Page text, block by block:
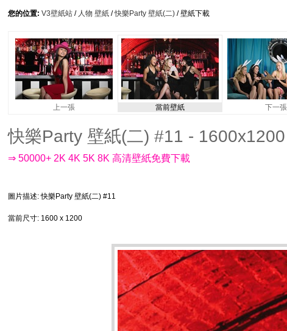
您的位置: V3壁紙站 / 人物 壁紙 /快樂Party 壁紙(二) / 壁紙下載
上一張 當前壁紙 下一張
快樂Party 壁紙(二) #11 - 1600x1200
⇒ 50000+ 2K 4K 5K 8K 高清壁紙免費下載
圖片描述: 快樂Party 壁紙(二) #11
當前尺寸: 1600 x 1200